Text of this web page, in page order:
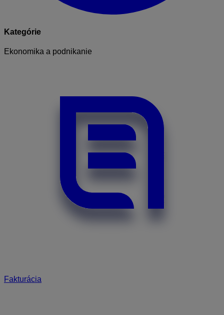
Kategórie
Ekonomika a podnikanie
Fakturácia